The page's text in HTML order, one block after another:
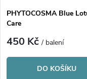
p
r
o
s
p
r
PHYTOCOSMA Blue
Care
450 Kč/ balení
DO KOŠÍKU